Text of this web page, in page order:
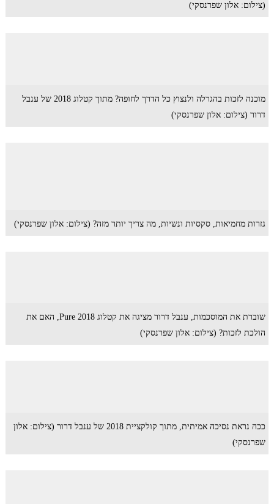
(צילום: אלון שפרנסקי)
מוכנה לזכות בהגרלה ולנצוץ כל הדרך לחופה? מתוך קטלוג 2018 של ענבל
דרור (צילום: אלון שפרנסקי)
גזרות מחמיאות, סקסיות ונשיות, מה צריך יותר מזה? (צילום: אלון שפרנסקי)
שוברת את המוסכמות, ענבל דרור מציגה את קטלוג Pure 2018, האם את
הולכת לזכות? (צילום: אלון שפרנסקי)
ככה נראת נסיכה אמיתית, מתוך קולקציית 2018 של ענבל דרור (צילום: אלון
שפרנסקי)